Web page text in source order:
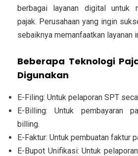
berbagai layanan digital untuk
pajak. Perusahaan yang ingin
sebaiknya memanfaatkan layanan
Beberapa Teknologi
Digunakan
E-Filing: Untuk pelaporan SPT
E-Billing: Untuk pembayaran
billing.
E-Faktur: Untuk pembuatan faktur
E-Bupot Unifikasi: Untuk